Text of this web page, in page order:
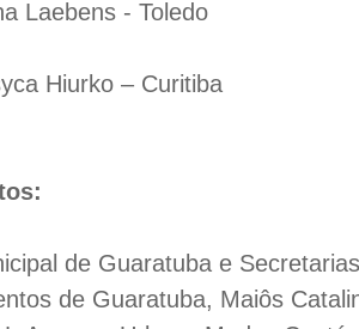
Laebens - Toledo
Hiurko – Curitiba
de Guaratuba e
de Guaratuba, Maiôs